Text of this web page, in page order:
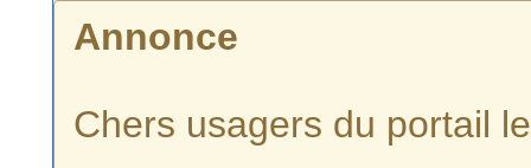
Annonce
Chers usagers du portail